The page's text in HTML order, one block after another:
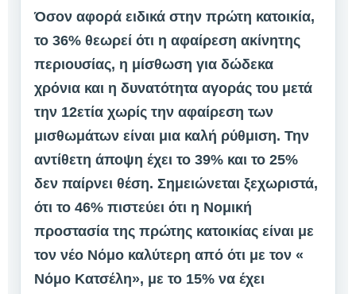
Όσον αφορά ειδικά στην πρώτη κατοικία,
το 36% θεωρεί ότι η αφαίρεση ακίνητης
περιουσίας, η μίσθωση για δώδεκα
χρόνια και η δυνατότητα αγοράς του μετά
την 12ετία χωρίς την αφαίρεση των
μισθωμάτων είναι μια καλή ρύθμιση. Την
αντίθετη άποψη έχει το 39% και το 25%
δεν παίρνει θέση. Σημειώνεται ξεχωριστά,
ότι το 46% πιστεύει ότι η Νομική
προστασία της πρώτης κατοικίας είναι με
τον νέο Νόμο καλύτερη από ότι με τον «
Νόμο Κατσέλη», με το 15% να έχει